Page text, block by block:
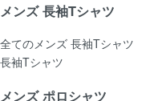
メンズ 長袖Tシャツ
全てのメンズ 長袖Tシャツ
長袖Tシャツ
メンズ ポロシャツ